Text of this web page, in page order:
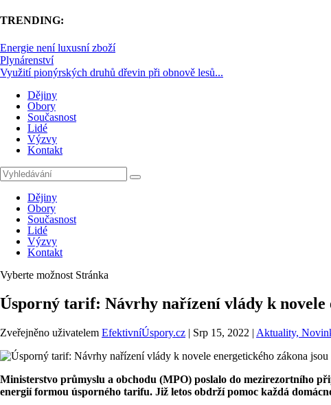
TRENDING:
Energie není luxusní zboží
Plynárenství
Využití pionýrských druhů dřevin při obnově lesů...
Dějiny
Obory
Současnost
Lidé
Výzvy
Kontakt
Dějiny
Obory
Současnost
Lidé
Výzvy
Kontakt
Vyberte možnost Stránka
Úsporný tarif: Návrhy nařízení vlády k
Zveřejněno uživatelem EfektivníÚspory.cz | Srp 15, 2022 | Aktuality,
Ministerstvo průmyslu a obchodu (MPO) poslalo do mezirezortního
energií formou úsporného tarifu. Již letos obdrží pomoc každá